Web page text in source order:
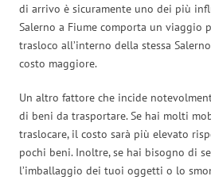
di arrivo è sicuramente uno dei più
Salerno a Fiume comporta un viaggio
trasloco all’interno della stessa
costo maggiore.
Un altro fattore che incide
di beni da trasportare. Se hai molti
traslocare, il costo sarà più elevato
pochi beni. Inoltre, se hai bisogno di
l’imballaggio dei tuoi oggetti o lo